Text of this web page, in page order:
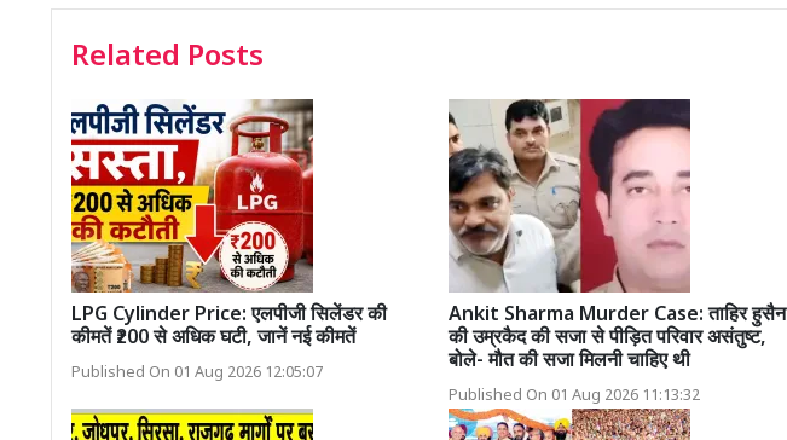
Related Posts
LPG Cylinder Price: एलपीजी सिलेंडर की
कीमतें ₹200 से अधिक घटी, जानें नई कीमतें
Published On 01 Aug 2026 12:05:07
Ankit Sharma Murder Case: ताहिर हुसैन
की उम्रकैद की सजा से पीड़ित परिवार असंतुष्ट,
बोले- मौत की सजा मिलनी चाहिए थी
Published On 01 Aug 2026 11:13:32